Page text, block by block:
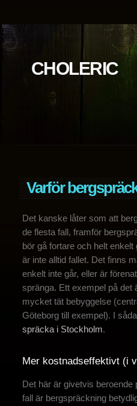
OM SIDAN
CHOLERIC
Varför
Det kanske låter som att
de flesta fall, framför
bör gå fortare och helt
är inte alltid fallet. Det finns
enkelt inte går, eller är
spränga. Ett exempel på det
mycket tät bebyggelse
Göteborg till exempel). I
spräcka i Stockholm.
Mer kostnadseffektivt (i
Det här är givetvis beroende
fall är bergspräckning